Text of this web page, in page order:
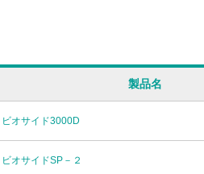
製品名
ビオサイド3000D
ビオサイドSP－２